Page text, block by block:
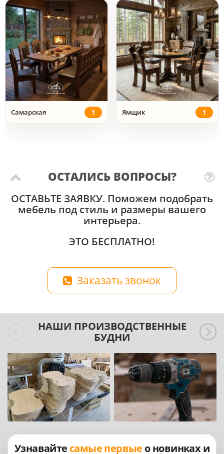
Самарская 1 Ямщик 1
ОСТАЛИСЬ ВОПРОСЫ?
ОСТАВЬТЕ ЗАЯВКУ. Поможем подобрать
мебель под стиль и размеры вашего
интерьера.
ЭТО БЕСПЛАТНО!
Заказать звонок
НАШИ ПРОИЗВОДСТВЕННЫЕ
БУДНИ
Узнавайте самые первые о новинках и